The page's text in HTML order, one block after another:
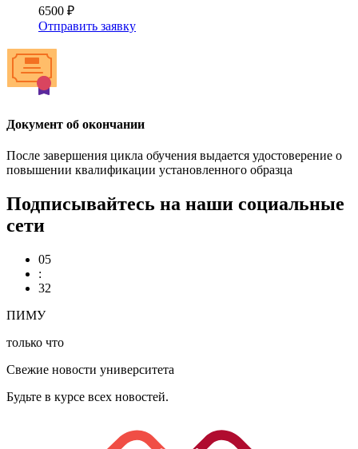
6500 ₽
Отправить заявку
Документ об окончании
После завершения цикла обучения выдается удостоверение о
повышении квалификации установленного образца
Подписывайтесь на наши социальные
сети
05
:
32
ПИМУ
только что
Свежие новости университета
Будьте в курсе всех новостей.